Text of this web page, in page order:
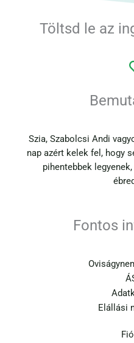
Töltsd le az
Szia, Szabolcsi Andi
nap azért kelek fel, hogy
pihentebbek
Fontos
Elállási